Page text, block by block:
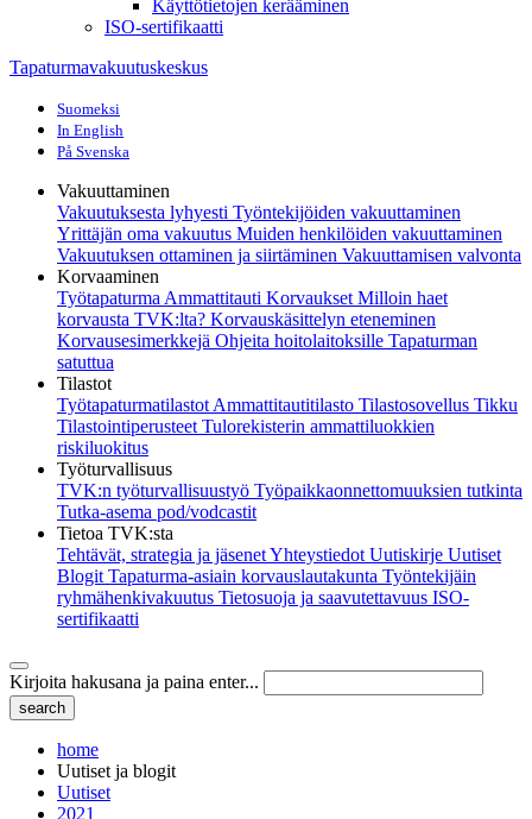
Käyttötietojen kerääminen
ISO-sertifikaatti
Tapaturmavakuutuskeskus
Suomeksi
In English
På Svenska
Vakuuttaminen
Vakuutuksesta lyhyesti Työntekijöiden vakuuttaminen
Yrittäjän oma vakuutus Muiden henkilöiden vakuuttaminen
Vakuutuksen ottaminen ja siirtäminen Vakuuttamisen valvonta
Korvaaminen
Työtapaturma Ammattitauti Korvaukset Milloin haet
korvausta TVK:lta? Korvauskäsittelyn eteneminen
Korvausesimerkkejä Ohjeita hoitolaitoksille Tapaturman
satuttua
Tilastot
Työtapaturmatilastot Ammattitautitilasto Tilastosovellus Tikku
Tilastointiperusteet Tulorekisterin ammattiluokkien
riskiluokitus
Työturvallisuus
TVK:n työturvallisuustyö Työpaikkaonnettomuuksien tutkinta
Tutka-asema pod/vodcastit
Tietoa TVK:sta
Tehtävät, strategia ja jäsenetYhteystiedot Uutiskirje Uutiset
Blogit Tapaturma-asiain korvauslautakunta Työntekijäin
ryhmähenkivakuutus Tietosuoja ja saavutettavuus ISO-
sertifikaatti
Kirjoita hakusana ja paina enter...
home
Uutiset ja blogit
Uutiset
2021